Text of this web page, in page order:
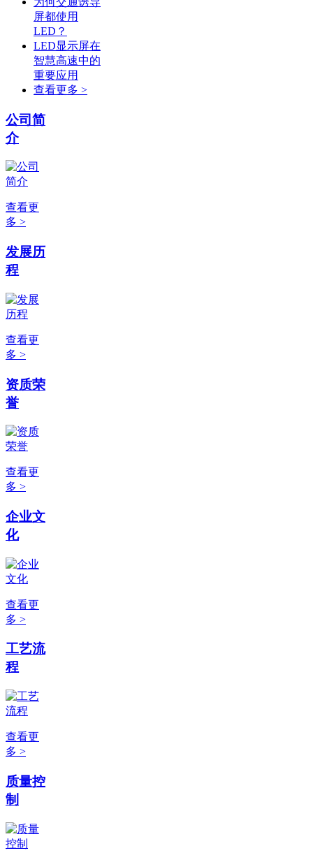
屏都使用
LED？
LED显示屏在
智慧高速中的
重要应用
查看更多 >
公司简
介
查看更
多 >
发展历
程
查看更
多 >
资质荣
誉
查看更
多 >
企业文
化
查看更
多 >
工艺流
程
查看更
多 >
质量控
制